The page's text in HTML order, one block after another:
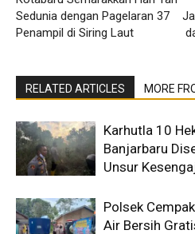
Sedunia dengan Pagelaran 37
Penampil di Siring Laut
RELATED ARTICLES MORE
Karhutla 10
Banjarbaru
Unsur
Polsek
Air Bersih